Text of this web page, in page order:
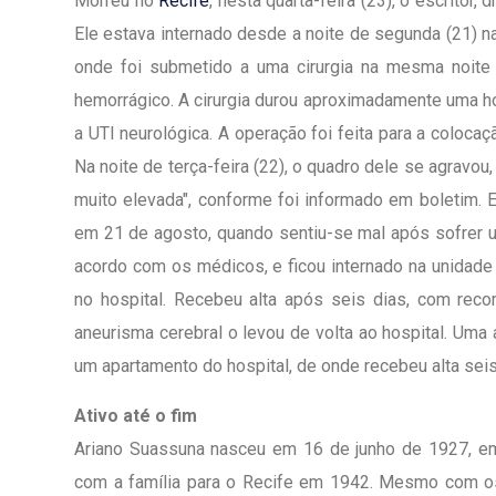
Ele estava internado desde a noite de segunda (21)
onde foi submetido a uma cirurgia na mesma
hemorrágico. A cirurgia durou aproximadamente uma
a UTI neurológica. A operação foi feita para a
Na noite de terça-feira (22), o quadro dele se
muito elevada", conforme foi informado em boletim.
em 21 de agosto, quando sentiu-se mal após sofrer
acordo com os médicos, e ficou internado na
no hospital. Recebeu alta após seis dias, com
aneurisma cerebral o levou de volta ao hospital.
um apartamento do hospital, de onde recebeu alta
Ativo até o fim
Ariano Suassuna nasceu em 16 de junho de 1927,
com a família para o Recife em 1942. Mesmo com
D’água
01 JUL 2018